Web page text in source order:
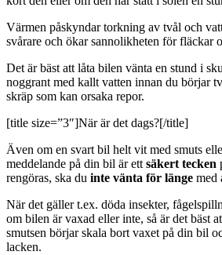
Värmen påskyndar torkning av tvål och
svårare och ökar sannolikheten för fläckar
Det är bäst att låta bilen vänta en stund i
noggrant med kallt vatten innan du börjar
skräp som kan orsaka repor.
[title size=”3″]När är det dags?[/title]
Även om en svart bil helt vit med smuts
meddelande på din bil är ett säkert tecken
rengöras, ska du inte vänta för länge med
När det gäller t.ex. döda insekter,
om bilen är vaxad eller inte, så är det bäst
smutsen börjar skala bort vaxet på din bil
lacken.